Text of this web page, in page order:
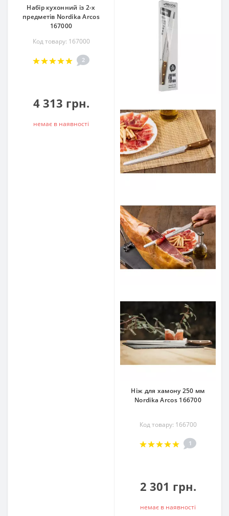
Набір кухонний із 2-х
предметів Nordika Arcos
167000
Код товару: 167000
2
4 313 грн.
немає в наявностi
Ніж для хамону 250 мм
Nordika Arcos 166700
Код товару: 166700
1
2 301 грн.
немає в наявностi